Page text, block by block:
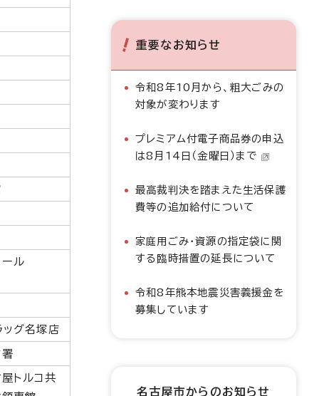
ール
ッグ名塚店
トルコ共
重要なお知らせ
令和8年10月から、粗大ごみの
対象が変わります
プレミアム付電子商品券の申込
は8月14日（金曜日）まで
最高裁判決を踏まえた生活保護
費等の追加給付について
家庭用ごみ・資源の指定袋に関
する臨時措置の延長について
令和8年熊本地震災害義援金を
募集しています
名古屋市からのお知らせ